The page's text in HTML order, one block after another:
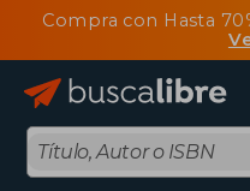
Compra con Hasta